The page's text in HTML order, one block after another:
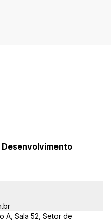
A, Sala 52, Setor de